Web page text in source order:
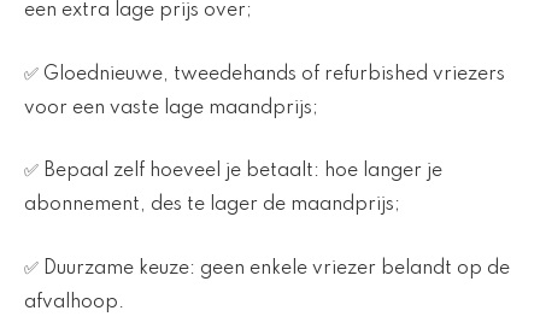
een extra lage prijs over;
✅ Gloednieuwe, tweedehands of refurbished vriezers
voor een vaste lage maandprijs;
✅ Bepaal zelf hoeveel je betaalt: hoe langer je
abonnement, des te lager de maandprijs;
✅ Duurzame keuze: geen enkele vriezer belandt op de
afvalhoop.